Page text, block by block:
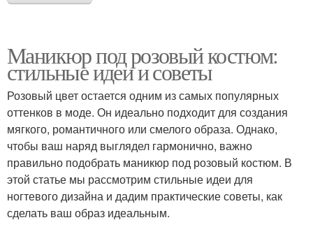
Маникюр под розовый костюм:
стильные идеи и советы
Розовый цвет остается одним из самых популярных
оттенков в моде. Он идеально подходит для создания
мягкого, романтичного или смелого образа. Однако,
чтобы ваш наряд выглядел гармонично, важно
правильно подобрать маникюр под розовый костюм. В
этой статье мы рассмотрим стильные идеи для
ногтевого дизайна и дадим практические советы, как
сделать ваш образ идеальным.